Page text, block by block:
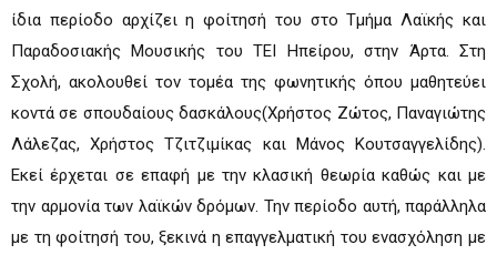
ίδια περίοδο αρχίζει η φοίτησή του στο Τμήμα Λαϊκής και
Παραδοσιακής Μουσικής του ΤΕΙ Ηπείρου, στην Άρτα. Στη
Σχολή, ακολουθεί τον τομέα της φωνητικής όπου μαθητεύει
κοντά σε σπουδαίους δασκάλους(Χρήστος Ζώτος, Παναγιώτης
Λάλεζας, Χρήστος Τζιτζιμίκας και Μάνος Κουτσαγγελίδης).
Εκεί έρχεται σε επαφή με την κλασική θεωρία καθώς και με
την αρμονία των λαϊκών δρόμων. Την περίοδο αυτή, παράλληλα
με τη φοίτησή του, ξεκινά η επαγγελματική του ενασχόληση με